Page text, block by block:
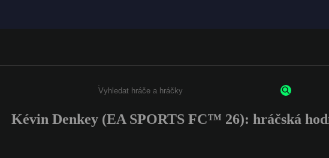
Enter a minimum of 3 characters or numbers
Kévin Denkey (EA SPORTS FC™ 26): hráčská